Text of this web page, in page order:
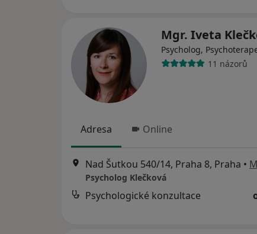
Mgr. Iveta
Psycholog,
11 názorů
Adresa Online
Nad Šutkou 540/14, Praha 8, Praha •
Psycholog Klečková
Psychologické konzultace